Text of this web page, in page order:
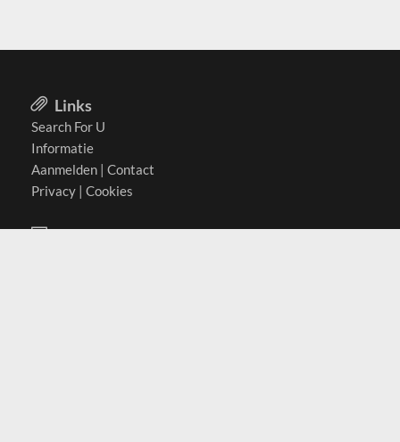
Links
Search For U
Informatie
Aanmelden | Contact
Privacy | Cookies
Actief in